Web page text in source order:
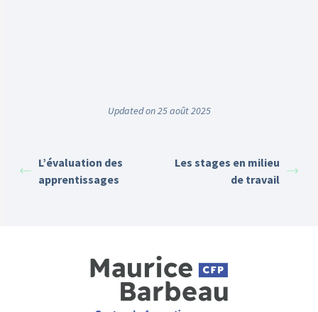
Updated on 25 août 2025
L’évaluation des
apprentissages
Les stages en milieu
de travail